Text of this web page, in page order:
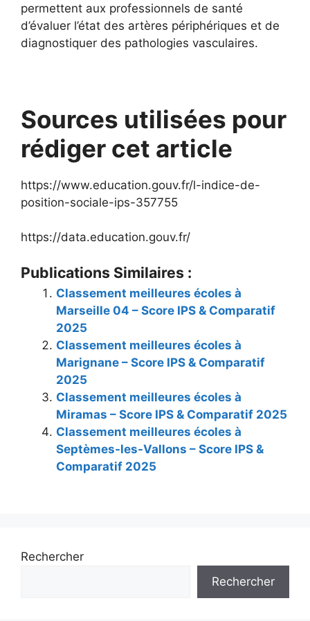
permettent aux professionnels de santé
d’évaluer l’état des artères périphériques et de
diagnostiquer des pathologies vasculaires.
Sources utilisées pour
rédiger cet article
https://www.education.gouv.fr/l-indice-de-
position-sociale-ips-357755
https://data.education.gouv.fr/
Publications Similaires :
Classement meilleures écoles à
Marseille 04 – Score IPS & Comparatif
2025
Classement meilleures écoles à
Marignane – Score IPS & Comparatif
2025
Classement meilleures écoles à
Miramas – Score IPS & Comparatif 2025
Classement meilleures écoles à
Septèmes-les-Vallons – Score IPS &
Comparatif 2025
Rechercher
Rechercher